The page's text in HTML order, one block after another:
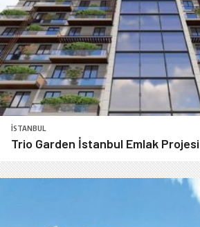
İSTANBUL
Trio Garden İstanbul Emlak Projesi